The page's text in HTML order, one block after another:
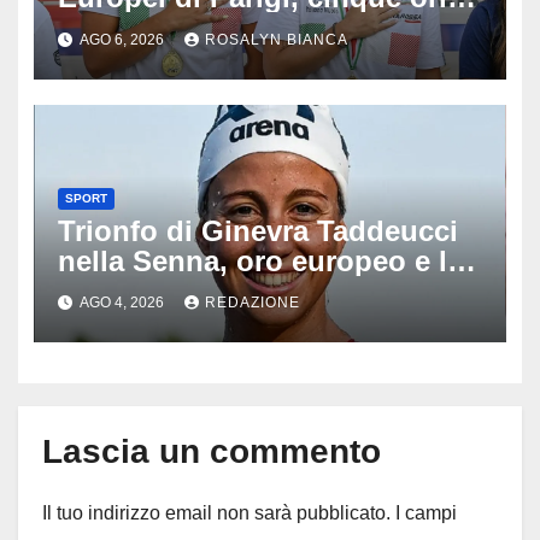
cinque gare: ‘Nel sincro siamo
da medaglia olimpica’
AGO 6, 2026 ROSALYN BIANCA
SPORT
Trionfo di Ginevra Taddeucci
nella Senna, oro europeo e la
stoccata sul fiume di Parigi:
‘Era bella zozza’
AGO 4, 2026 REDAZIONE
Lascia un commento
Il tuo indirizzo email non sarà pubblicato.
I campi